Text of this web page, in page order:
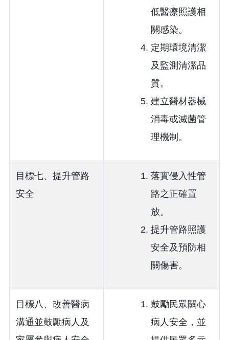
低醫療照護相
關感染。
定期環境清潔
及監測清潔品
質。
建立醫材器械
消毒或滅菌管
理機制。
目標七、提升管路
安全
落實侵入性管
路之正確置
放。
提升管路照護
安全及預防相
關傷害。
目標八、改善醫病
溝通並鼓勵病人及
鼓勵民眾關心
病人安全，並